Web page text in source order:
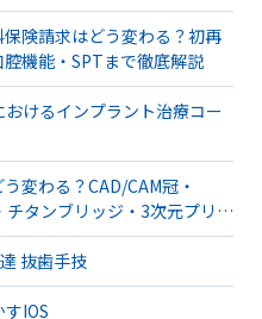
険請求はどう変わる？初再
機能・SPTまで徹底解説
おけるインプラント治療コー
変わる？CAD/CAM冠・
タンブリッジ・3次元プリン
抜歯手技
IOS